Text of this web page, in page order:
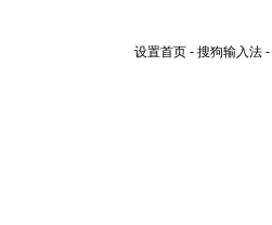
设置首页 - 搜狗输入法 -